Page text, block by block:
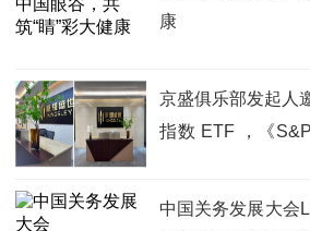
康
京盛俱乐部发起人
指数 ETF ，《
中国关务发展大会